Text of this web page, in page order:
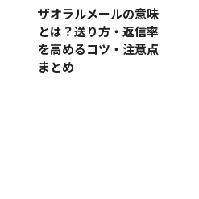
ザオラルメールの意味
とは？送り方・返信率
を高めるコツ・注意点
まとめ